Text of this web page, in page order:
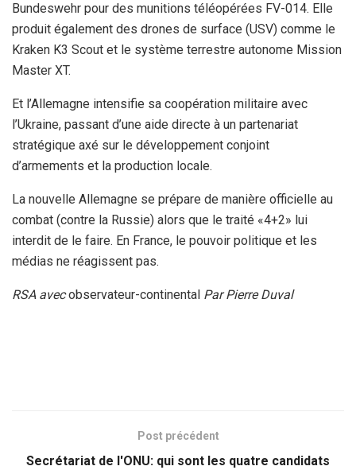
Bundeswehr pour des munitions téléopérées FV-014. Elle
produit également des drones de surface (USV) comme le
Kraken K3 Scout et le système terrestre autonome Mission
Master XT.
Et l’Allemagne intensifie sa coopération militaire avec
l’Ukraine, passant d’une aide directe à un partenariat
stratégique axé sur le développement conjoint
d’armements et la production locale.
La nouvelle Allemagne se prépare de manière officielle au
combat (contre la Russie) alors que le traité «4+2» lui
interdit de le faire. En France, le pouvoir politique et les
médias ne réagissent pas.
RSA avecobservateur-continental Par Pierre Duval
Post précédent
Secrétariat de l'ONU: qui sont les quatre candidats